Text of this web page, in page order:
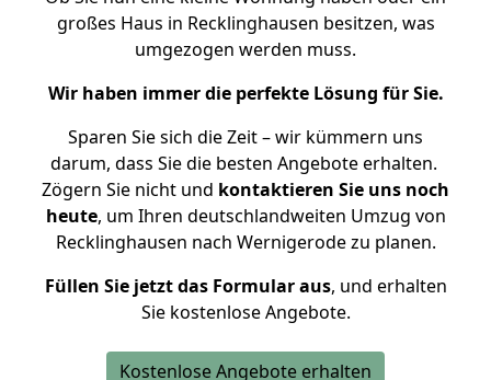
großes Haus in Recklinghausen besitzen, was
umgezogen werden muss.
Wir haben immer die perfekte Lösung für Sie.
Sparen Sie sich die Zeit – wir kümmern uns
darum, dass Sie die besten Angebote erhalten.
Zögern Sie nicht und kontaktieren Sie uns noch
heute, um Ihren deutschlandweiten Umzug von
Recklinghausen nach Wernigerode zu planen.
Füllen Sie jetzt das Formular aus, und erhalten
Sie kostenlose Angebote.
Kostenlose Angebote erhalten